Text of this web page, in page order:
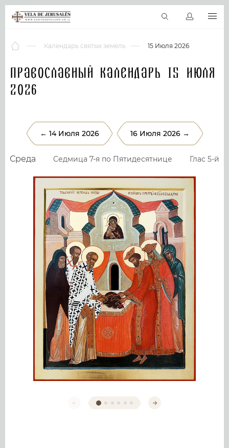
Виртуальные туры
RU
Календарь святых земель 15 Июля 2026
Православный календарь 15 Июля
2026
← 14 Июля 2026 16 Июля 2026 →
Среда Седмица 7-я по Пятидесятнице Глас 5-й